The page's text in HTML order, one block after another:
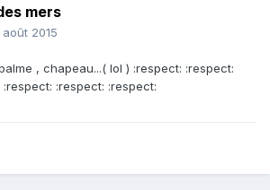
mers
2015
, chapeau...( lol ) :respect: :respect:
:respect: :respect: :respect: